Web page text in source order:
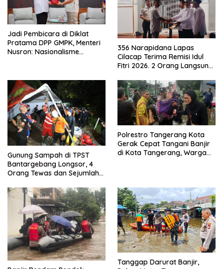
Jadi Pembicara di Diklat
Pratama DPP GMPK, Menteri
Nusron: Nasionalisme
356 Narapidana Lapas
Cilacap Terima Remisi Idul
Fitri 2026. 2 Orang Langsung
Gunung Sampah di TPST
Bantargebang Longsor, 4
Orang Tewas dan Sejumlah
Polrestro Tangerang Kota
Gerak Cepat Tangani Banjir
di Kota Tangerang, Warga
Tanggap Darurat Banjir,